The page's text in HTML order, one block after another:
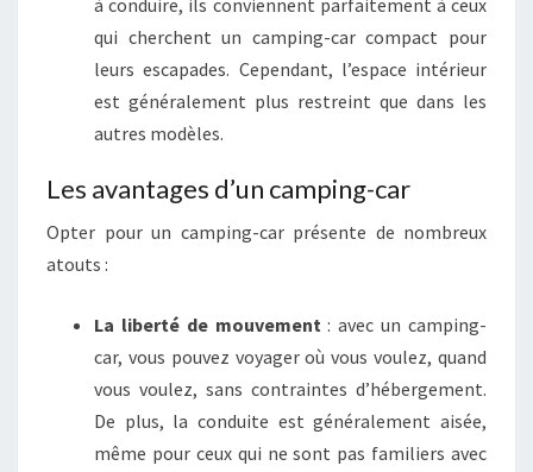
à conduire, ils conviennent parfaitement à ceux
qui cherchent un camping-car compact pour
leurs escapades. Cependant, l’espace intérieur
est généralement plus restreint que dans les
autres modèles.
Les avantages d’un camping-car
Opter pour un camping-car présente de nombreux
atouts :
La liberté de mouvement: avec un camping-
car, vous pouvez voyager où vous voulez, quand
vous voulez, sans contraintes d’hébergement.
De plus, la conduite est généralement aisée,
même pour ceux qui ne sont pas familiers avec